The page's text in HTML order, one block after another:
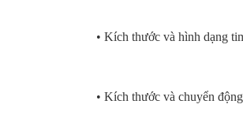
• Kích thước và hình dạng
• Kích thước và chuyển